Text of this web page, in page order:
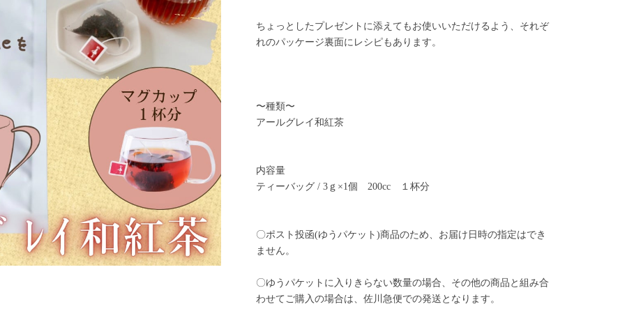
ちょっとしたプレゼントに添えてもお使いいただけるよう、それぞ
れのパッケージ裏面にレシピもあります。
〜種類〜
アールグレイ和紅茶
内容量
ティーバッグ / 3ｇ×1個 200cc １杯分
〇ポスト投函(ゆうパケット)商品のため、お届け日時の指定はでき
ません。
〇ゆうパケットに入りきらない数量の場合、その他の商品と組み合
わせてご購入の場合は、佐川急便での発送となります。